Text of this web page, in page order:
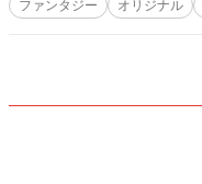
ファンタジー オリジナル